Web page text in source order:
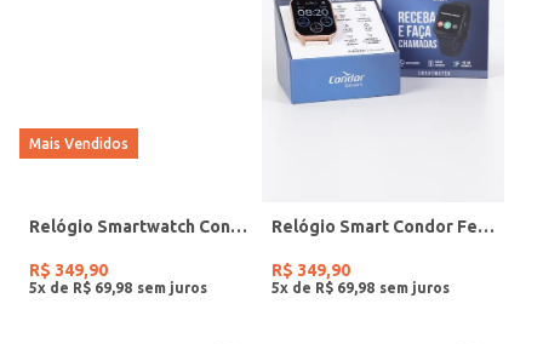
Mais Vendidos
Relógio Smartwatch Condor PRETO
R$ 349,90
5x de R$ 69 98
Relógio Smart Condor Feminino ROSE
R$ 349,90
5x de R$ 69 98